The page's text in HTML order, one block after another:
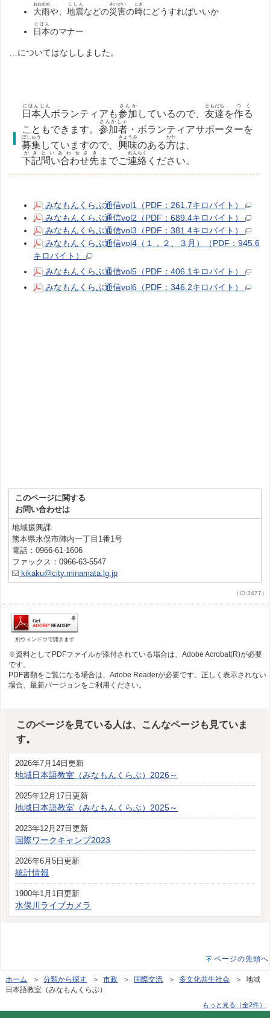
大雨
おおあめ
や、地震
じしん
などの災害
さいがい
の時
とき
にどうすればいいか
日本
にほん
のマナー
…についてはなししました。
日本人
にほんじん
ボランティアも参加
さんか
しているので、友達
ともだち
を作る
つく
こともできます。参加者
さんかしゃ
・ボランティアサポーターを
募集
ぼしゅう
していますので、興味
きょうみ
のある方
かた
は、
下記問い合わせ先
かきといあわせさき
までご連絡
れんらく
ください。
みなもんくらぶ通信vol1（PDF：261.7キロバイト）
みなもんくらぶ通信vol2（PDF：689.4キロバイト）
みなもんくらぶ通信vol3（PDF：381.4キロバイト）
みなもんくらぶ通信vol4（１，２、３月）（PDF：945.6
キロバイト）
みなもんくらぶ通信vol5（PDF：406.1キロバイト）
みなもんくらぶ通信vol6（PDF：346.2キロバイト）
このページに関する
お問い合わせは
地域振興課
熊本県水俣市陣内一丁目1番1号
電話：0966-61-1606
ファックス：0966-63-5547
kikaku@city.minamata.lg.jp
（ID:3477）
別ウィンドウで開きます
※資料としてPDFファイルが添付されている場合は、Adobe Acrobat(R)が必要
です。
PDF書類をご覧になる場合は、Adobe Readerが必要です。正しく表示されない
場合、最新バージョンをご利用ください。
このページを見ている人は、こんなページも見ていま
す。
2026年7月14日更新
地域日本語教室（みなもんくらぶ）2026～
2025年12月17日更新
地域日本語教室（みなもんくらぶ）2025～
2023年12月27日更新
国際ワークキャンプ2023
2026年6月5日更新
統計情報
1900年1月1日更新
水俣川ライブカメラ
ページの先頭へ
ホーム ＞分類から探す ＞市政 ＞ 国際交流 ＞ 多文化共生社会 ＞ 地域
日本語教室（みなもんくらぶ）
もっと見る（全2件）